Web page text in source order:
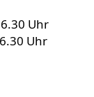
Uhr
Uhr